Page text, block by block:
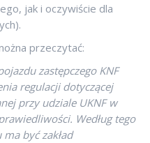
jak i oczywiście dla
przeczytać:
zastępczego KNF
regulacji dotyczącej
przy udziale UKNF w
Według tego
być zakład